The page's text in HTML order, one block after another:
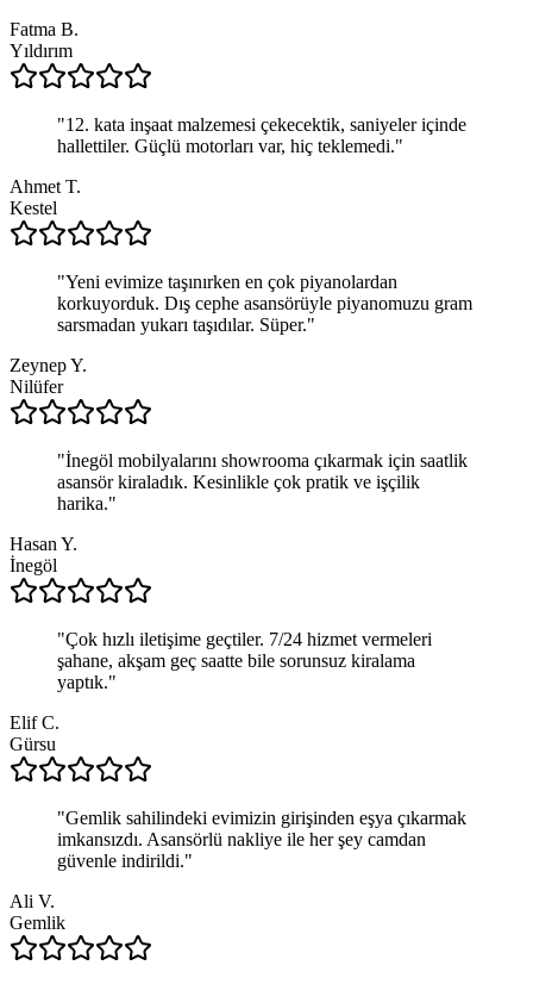
Fatma B.
Yıldırım
"12. kata inşaat malzemesi çekecektik, saniyeler içinde
hallettiler. Güçlü motorları var, hiç teklemedi."
Ahmet T.
Kestel
"Yeni evimize taşınırken en çok piyanolardan
korkuyorduk. Dış cephe asansörüyle piyanomuzu gram
sarsmadan yukarı taşıdılar. Süper."
Zeynep Y.
Nilüfer
"İnegöl mobilyalarını showrooma çıkarmak için saatlik
asansör kiraladık. Kesinlikle çok pratik ve işçilik
harika."
Hasan Y.
İnegöl
"Çok hızlı iletişime geçtiler. 7/24 hizmet vermeleri
şahane, akşam geç saatte bile sorunsuz kiralama
yaptık."
Elif C.
Gürsu
"Gemlik sahilindeki evimizin girişinden eşya çıkarmak
imkansızdı. Asansörlü nakliye ile her şey camdan
güvenle indirildi."
Ali V.
Gemlik